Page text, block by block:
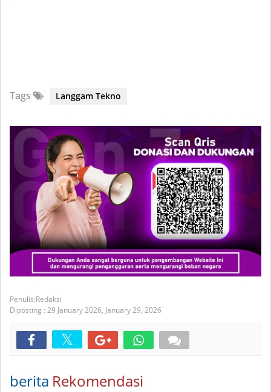
Tags Langgam Tekno
Redaksi
Diposting : 29 January 2026, January 29, 2026
berita Rekomendasi